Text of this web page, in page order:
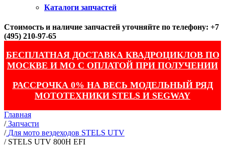
Каталоги запчастей
Стоимость и наличие запчастей уточняйте по телефону: +7
(495) 210-97-65
БЕСПЛАТНАЯ ДОСТАВКА КВАДРОЦИКЛОВ ПО
МОСКВЕ И МО С ОПЛАТОЙ ПРИ ПОЛУЧЕНИИ
РАССРОЧКА 0% НА ВЕСЬ МОДЕЛЬНЫЙ РЯД
МОТОТЕХНИКИ STELS И SEGWAY
Главная
/ Запчасти
/ Для мото вездеходов STELS UTV
/ STELS UTV 800H EFI